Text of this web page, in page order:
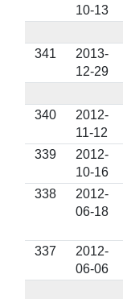
10-13
341
2013-
12-29
340
2012-
11-12
339
2012-
10-16
338
2012-
06-18
337
2012-
06-06